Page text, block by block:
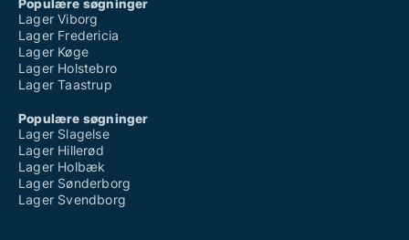
Populære søgninger
Lager Viborg
Lager Fredericia
Lager Køge
Lager Holstebro
Lager Taastrup
Populære søgninger
Lager Slagelse
Lager Hillerød
Lager Holbæk
Lager Sønderborg
Lager Svendborg